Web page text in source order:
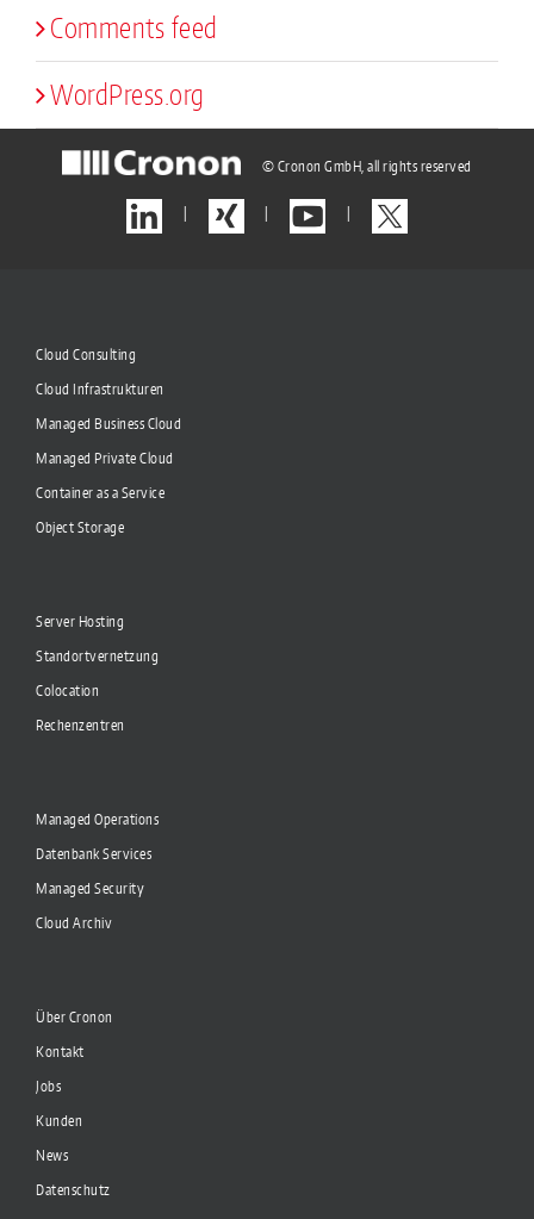
Comments feed
WordPress.org
© Cronon GmbH, all rights reserved
| | |
Cloud Consulting
Cloud Infrastrukturen
Managed Business Cloud
Managed Private Cloud
Container as a Service
Object Storage
Server Hosting
Standortvernetzung
Colocation
Rechenzentren
Managed Operations
Datenbank Services
Managed Security
Cloud Archiv
Über Cronon
Kontakt
Jobs
Kunden
News
Datenschutz